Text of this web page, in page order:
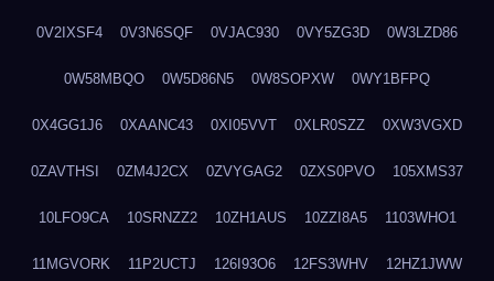
0V2IXSF4 0V3N6SQF 0VJAC930 0VY5ZG3D 0W3LZD86
0W58MBQO 0W5D86N5 0W8SOPXW 0WY1BFPQ
0X4GG1J6 0XAANC43 0XI05VVT 0XLR0SZZ 0XW3VGXD
0ZAVTHSI 0ZM4J2CX 0ZVYGAG2 0ZXS0PVO 105XMS37
10LFO9CA 10SRNZZ2 10ZH1AUS 10ZZI8A5 1103WHO1
11MGVORK 11P2UCTJ 126I93O6 12FS3WHV 12HZ1JWW